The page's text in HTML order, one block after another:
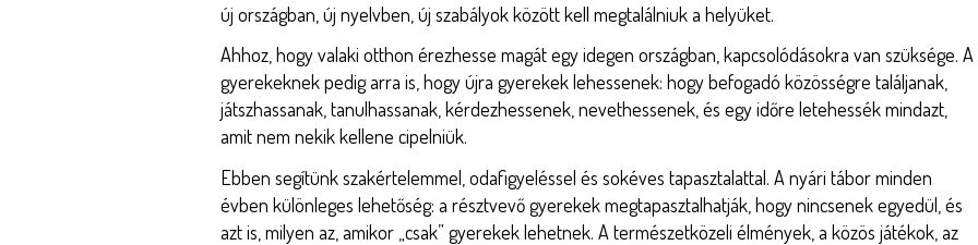
új országban, új nyelvben, új szabályok között kell megtalálniuk a helyüket.
Ahhoz, hogy valaki otthon érezhesse magát egy idegen országban, kapcsolódásokra van szüksége. A
gyerekeknek pedig arra is, hogy újra gyerekek lehessenek: hogy befogadó közösségre találjanak,
játszhassanak, tanulhassanak, kérdezhessenek, nevethessenek, és egy időre letehessék mindazt,
amit nem nekik kellene cipelniük.
Ebben segítünk szakértelemmel, odafigyeléssel és sokéves tapasztalattal. A nyári tábor minden
évben különleges lehetőség: a résztvevő gyerekek megtapasztalhatják, hogy nincsenek egyedül, és
azt is, milyen az, amikor „csak” gyerekek lehetnek. A természetközeli élmények, a közös játékok, az